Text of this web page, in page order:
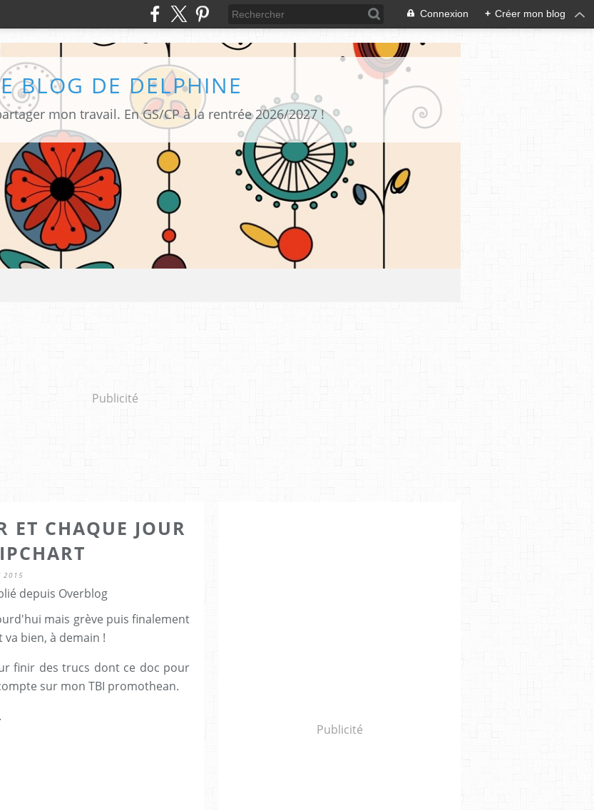
Connexion + Créer mon blog
BLOG DE DELPHINE
mon travail. En GS/CP à la rentrée 2026/2027 !
Publicité
ET CHAQUE JOUR
2015
depuis Overblog
mais grève puis finalement
bien, à demain !
finir des trucs dont ce doc pour
sur mon TBI promothean.
Publicité